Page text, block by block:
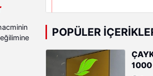
POPÜLER